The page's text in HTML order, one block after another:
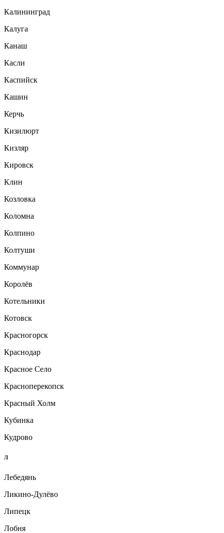
Калининград
Калуга
Канаш
Касли
Каспийск
Кашин
Керчь
Кизилюрт
Кизляр
Кировск
Клин
Козловка
Коломна
Колпино
Колтуши
Коммунар
Королёв
Котельники
Котовск
Красногорск
Краснодар
Красное Село
Красноперекопск
Красный Холм
Кубинка
Кудрово
Л
Лебедянь
Ликино-Дулёво
Липецк
Лобня